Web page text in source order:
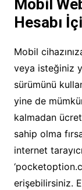
Mobil
Hesabı
Mobil
veya isteğiniz
sürümünü
yine de
kalmadan
sahip olma
internet
erişebilirsiniz.